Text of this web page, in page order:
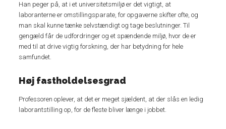
Han peger på, at i et universitetsmiljø er det vigtigt, at
laboranterne er omstillingsparate, for opgaverne skifter ofte, og
man skal kunne tænke selvstændigt og tage beslutninger. Til
gengæld får de udfordringer og et spændende miljø, hvor de er
med til at drive vigtig forskning, der har betydning for hele
samfundet.
Høj fastholdelsesgrad
Professoren oplever, at det er meget sjældent, at der slås en ledig
laborantstilling op, for de fleste bliver længe i jobbet.